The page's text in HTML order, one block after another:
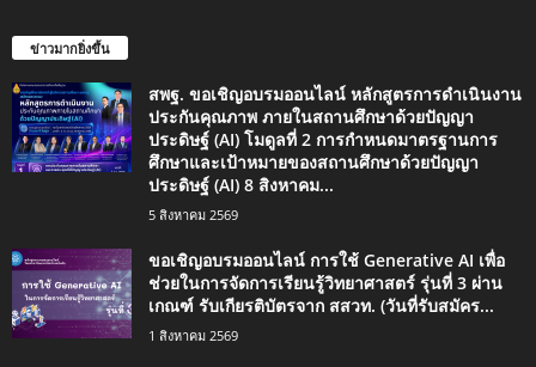
ข่าวมากยิ่งขึ้น
สพฐ. ขอเชิญอบรมออนไลน์ หลักสูตรการดำเนินงาน
ประกันคุณภาพ ภายในสถานศึกษาด้วยปัญญา
ประดิษฐ์ (AI) โมดูลที่ 2 การกำหนดมาตรฐานการ
ศึกษาและเป้าหมายของสถานศึกษาด้วยปัญญา
ประดิษฐ์ (AI) 8 สิงหาคม...
5 สิงหาคม 2569
ขอเชิญอบรมออนไลน์ การใช้ Generative AI เพื่อ
ช่วยในการจัดการเรียนรู้วิทยาศาสตร์ รุ่นที่ 3 ผ่าน
เกณฑ์ รับเกียรติบัตรจาก สสวท. (วันที่รับสมัคร...
1 สิงหาคม 2569